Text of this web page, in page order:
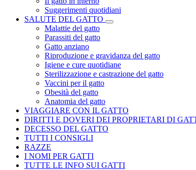
Suggerimenti quotidiani
SALUTE DEL GATTO
Malattie del gatto
Parassiti del gatto
Gatto anziano
Riproduzione e gravidanza del gatto
Igiene e cure quotidiane
Sterilizzazione e castrazione del gatto
Vaccini per il gatto
Obesità del gatto
Anatomia del gatto
VIAGGIARE CON IL GATTO
DIRITTI E DOVERI DEI PROPRIETARI DI
DECESSO DEL GATTO
TUTTI I CONSIGLI
RAZZE
I NOMI PER GATTI
TUTTE LE INFO SUI GATTI